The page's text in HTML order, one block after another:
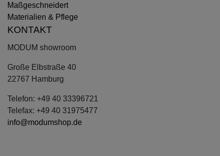
Maßgeschneidert
Materialien & Pflege
KONTAKT
MODUM showroom
Große Elbstraße 40
22767 Hamburg
Telefon: +49 40 33396721
Telefax: +49 40 31975477
info@modumshop.de